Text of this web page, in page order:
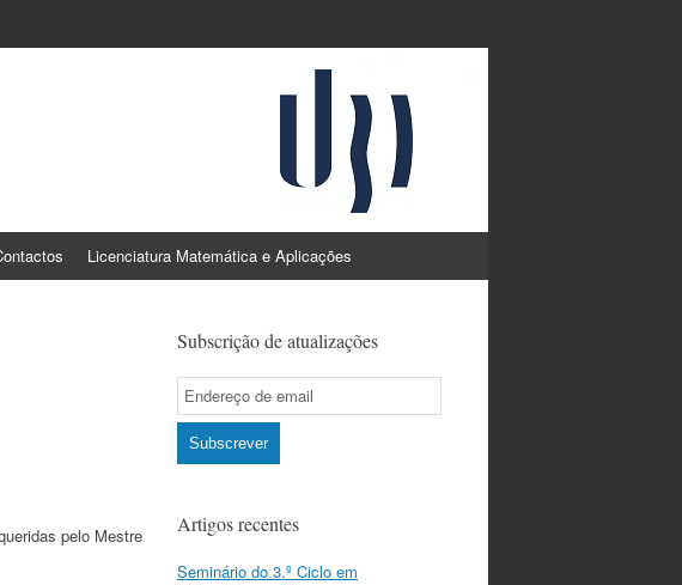
Licenciatura Matemática e Aplicações
pelo Mestre
Subscrição de atualizações
Email
Subscription
Subscrever
Artigos recentes
Seminário do 3.º Ciclo em